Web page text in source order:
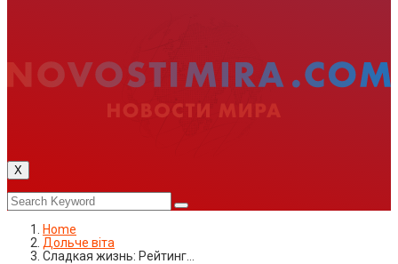
X
Home
Дольче віта
Сладкая жизнь: Рейтинг…